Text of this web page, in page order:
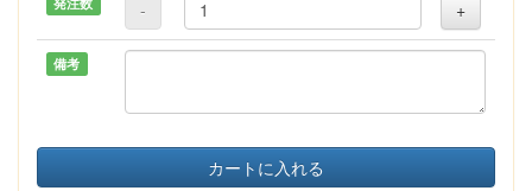
- +
備考
カートに入れる